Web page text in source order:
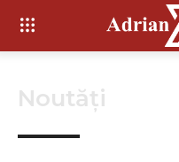
Noutăți